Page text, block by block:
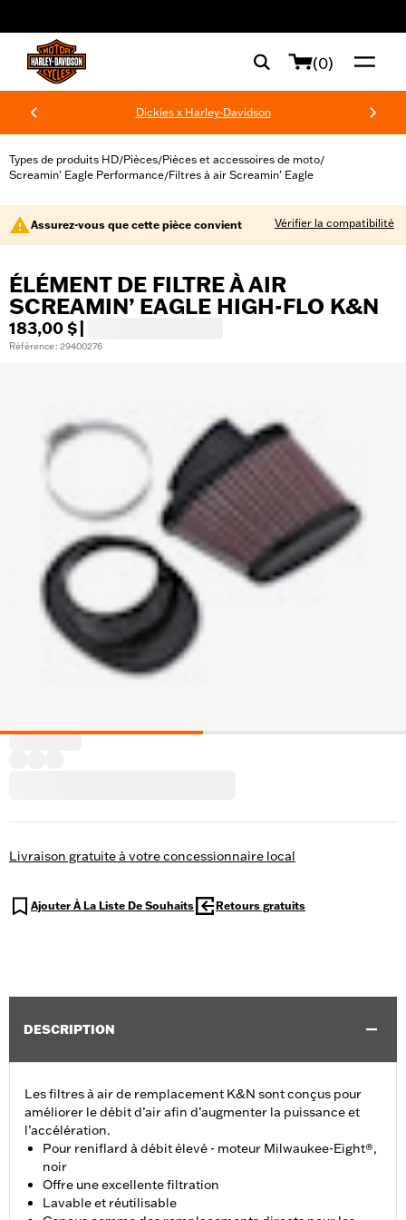
(0)
Dickies x Harley-Davidson
Types de produits HD/Pièces/Pièces et accessoires de moto/
Screamin' Eagle Performance/Filtres à air Screamin' Eagle
Assurez-vous que cette pièce convient Vérifier la compatibilité
ÉLÉMENT DE FILTRE À AIR
SCREAMIN’ EAGLE HIGH-FLO K&N
183,00 $
Référence : 29400276
Livraison gratuite à votre concessionnaire local
Ajouter À La Liste De Souhaits Retours gratuits
DESCRIPTION
Les filtres à air de remplacement K&N sont conçus pour
améliorer le débit d’air afin d’augmenter la puissance et
l’accélération.
Pour reniflard à débit élevé - moteur Milwaukee-Eight®,
noir
Offre une excellente filtration
Lavable et réutilisable